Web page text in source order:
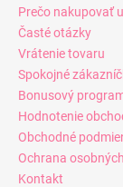
Prečo nakupovať
Časté otázky
Vrátenie tovaru
Spokojné
Bonusový
Hodnotenie
Obchodné
Ochrana
Kontakt